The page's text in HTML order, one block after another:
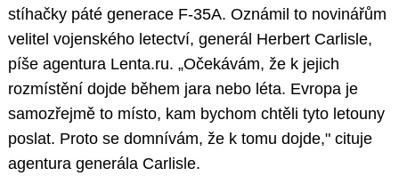
stíhačky páté generace F-35A. Oznámil to novinářům
velitel vojenského letectví, generál Herbert Carlisle,
píše agentura Lenta.ru. „Očekávám, že k jejich
rozmístění dojde během jara nebo léta. Evropa je
samozřejmě to místo, kam bychom chtěli tyto letouny
poslat. Proto se domnívám, že k tomu dojde," cituje
agentura generála Carlisle.